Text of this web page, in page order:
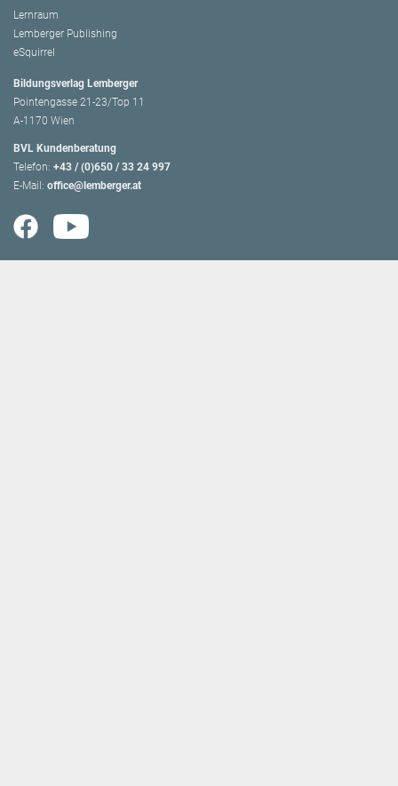
Lernraum
Lemberger Publishing
eSquirrel
Bildungsverlag Lemberger
Pointengasse 21-23/Top 11
A-1170 Wien
BVL Kundenberatung
Telefon: +43 / (0)650 / 33 24 997
E-Mail: office@lemberger.at